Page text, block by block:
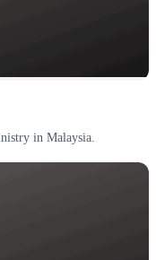
in Malaysia.